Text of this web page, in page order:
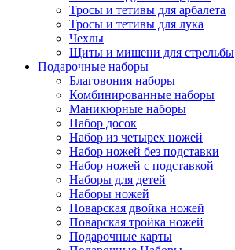
Тросы и тетивы для арбалета
Тросы и тетивы для лука
Чехлы
Щиты и мишени для стрельбы
Подарочные наборы
Благовония наборы
Комбинированные наборы
Маникюрные наборы
Набор досок
Набор из четырех ножей
Набор ножей без подставки
Набор ножей с подставкой
Наборы для детей
Наборы ножей
Поварская двойка ножей
Поварская тройка ножей
Подарочные карты